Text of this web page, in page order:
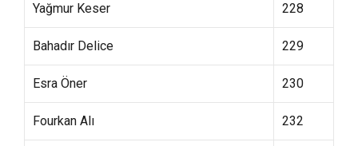
Yağmur Keser 228
Bahadır Delice 229
Esra Öner 230
Fourkan Alı 232